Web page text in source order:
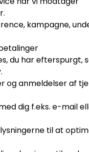
kampagne,
du har efterspurgt,
og anmeldelser af
dig f.eks. e-mail
til at